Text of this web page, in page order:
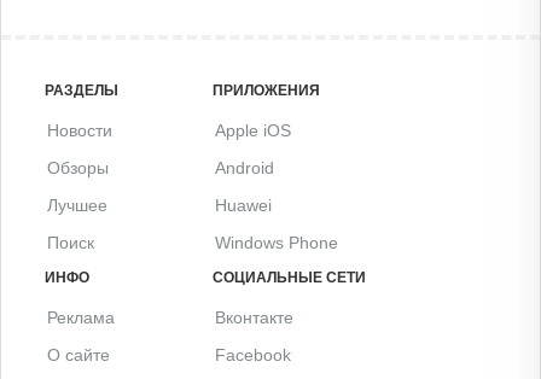
РАЗДЕЛЫ
Новости
Обзоры
Лучшее
Поиск
ПРИЛОЖЕНИЯ
Apple iOS
Android
Huawei
Windows Phone
ИНФО
Реклама
О сайте
СОЦИАЛЬНЫЕ СЕТИ
Вконтакте
Facebook